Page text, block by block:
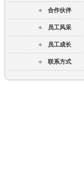
合作伙伴
员工风采
员工成长
联系方式